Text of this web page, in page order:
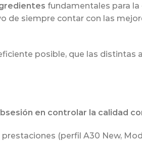
fundamentales para la
de siempre contar con las
posible, que las
en controlar la calidad
(perfil A30 New,